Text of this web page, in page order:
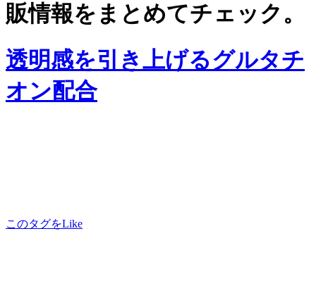
販情報をまとめてチェック。
透明感を引き上げるグルタチ
オン配合
このタグをLike